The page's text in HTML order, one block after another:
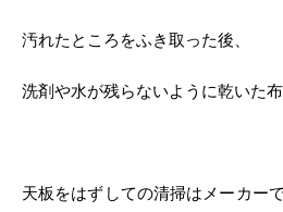
汚れたところをふき取った後、
洗剤や水が残らないように乾いた
天板をはずしての清掃はメーカー